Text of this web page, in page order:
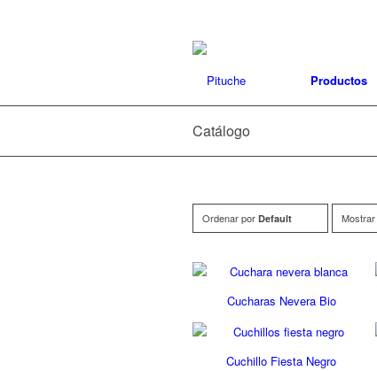
Productos
Catálogo
Ordenar por Default Mostrar
Cucharas Nevera Bio
Cuchillo Fiesta Negro